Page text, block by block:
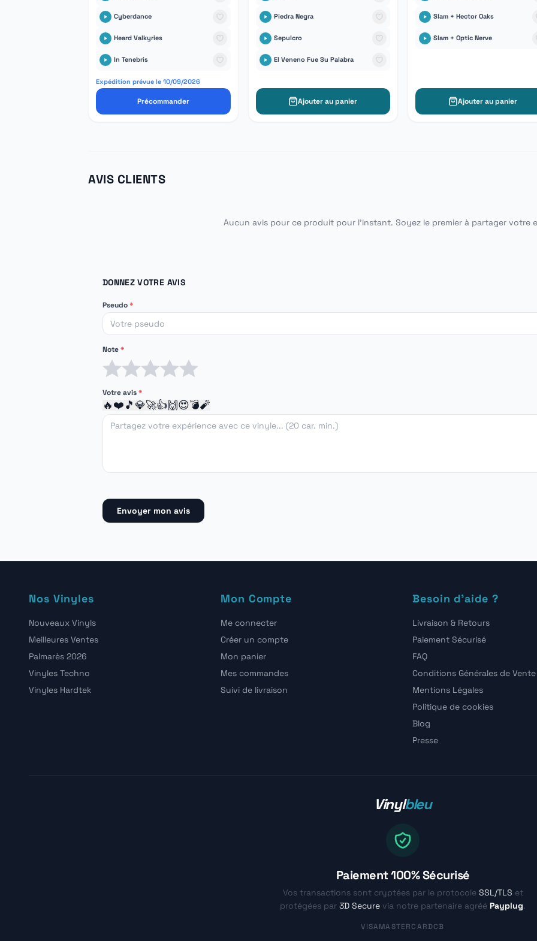
Cyberdance
Heard Valkyries
In Tenebris
Expédition prévue le 10/09/2026
Précommander
Piedra Negra
Sepulcro
El Veneno Fue Su Palabra
Ajouter au panier
Slam + Hector Oaks
Slam + Optic Nerve
Ajouter au panier
AVIS CLIENTS
Aucun avis pour ce produit pour l'instant. Soyez le premier à partager votre
DONNEZ VOTRE AVIS
Pseudo*
Note*
Votre avis*
🔥❤️🎵💎🚀👍🙌😍💣🧨
Envoyer mon avis
Nos Vinyles
Nouveaux Vinyls
Meilleures Ventes
Palmarès 2026
Vinyles Techno
Vinyles Hardtek
Mon Compte
Me connecter
Créer un compte
Mon panier
Mes commandes
Suivi de livraison
Besoin d'aide ?
Livraison & Retours
Paiement Sécurisé
FAQ
Conditions Générales de Vente
Mentions Légales
Politique de cookies
Blog
Presse
Vinylbleu
Paiement 100% Sécurisé
Vos transactions sont cryptées par le protocole SSL/TLS et
protégées par 3D Secure via notre partenaire agréé Payplug.
VISAMASTERCARDCB